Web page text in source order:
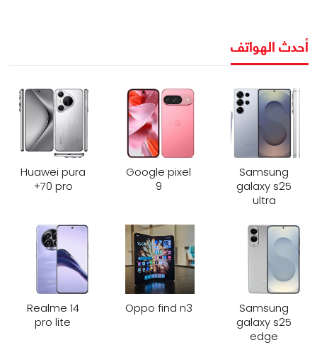
أحدث الهواتف
Samsung
galaxy s25
ultra
Google pixel
9
Huawei pura
70 pro+
Samsung
galaxy s25
edge
Oppo find n3
Realme 14
pro lite